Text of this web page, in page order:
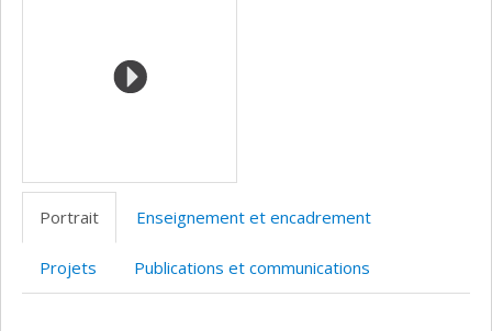
Portrait Enseignement et encadrement
Projets Publications et communications